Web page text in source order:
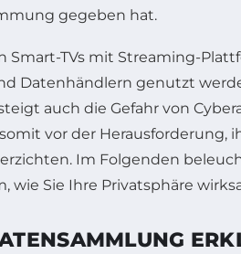
gegeben hat.
Smart-TVs mit Streaming-
Datenhändlern genutzt
auch die Gefahr von
vor der Herausforderung,
Im Folgenden
wie Sie Ihre Privatsphäre